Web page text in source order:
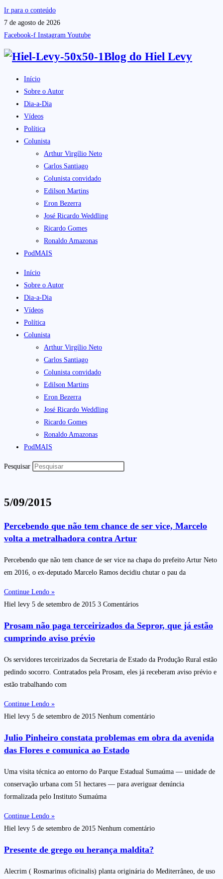
Ir para o conteúdo
7 de agosto de 2026
Facebook-f Instagram Youtube
Blog do Hiel Levy
Início
Sobre o Autor
Dia-a-Dia
Vídeos
Política
Colunista
Arthur Virgílio Neto
Carlos Santiago
Colunista convidado
Edilson Martins
Eron Bezerra
José Ricardo Weddling
Ricardo Gomes
Ronaldo Amazonas
PodMAIS
Início
Sobre o Autor
Dia-a-Dia
Vídeos
Política
Colunista
Arthur Virgílio Neto
Carlos Santiago
Colunista convidado
Edilson Martins
Eron Bezerra
José Ricardo Weddling
Ricardo Gomes
Ronaldo Amazonas
PodMAIS
Pesquisar
5/09/2015
Percebendo que não tem chance de ser vice, Marcelo
volta a metralhadora contra Artur
Percebendo que não tem chance de ser vice na chapa do prefeito Artur Neto
em 2016, o ex-deputado Marcelo Ramos decidiu chutar o pau da
Continue Lendo »
Hiel levy 5 de setembro de 2015 3 Comentários
Prosam não paga terceirizados da Sepror, que já estão
cumprindo aviso prévio
Os servidores terceirizados da Secretaria de Estado da Produção Rural estão
pedindo socorro. Contratados pela Prosam, eles já receberam aviso prévio e
estão trabalhando com
Continue Lendo »
Hiel levy 5 de setembro de 2015 Nenhum comentário
Julio Pinheiro constata problemas em obra da avenida
das Flores e comunica ao Estado
Uma visita técnica ao entorno do Parque Estadual Sumaúma — unidade de
conservação urbana com 51 hectares — para averiguar denúncia
formalizada pelo Instituto Sumaúma
Continue Lendo »
Hiel levy 5 de setembro de 2015 Nenhum comentário
Presente de grego ou herança maldita?
Alecrim ( Rosmarinus oficinalis) planta originária do Mediterrâneo, de uso